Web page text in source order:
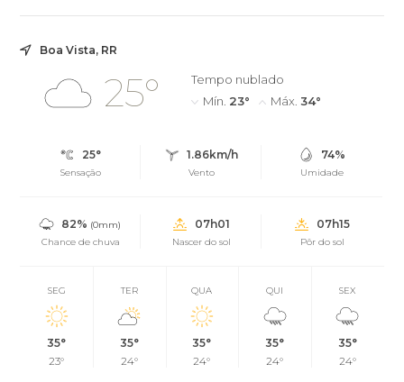
Boa Vista, RR
25°
Tempo nublado
Mín. 23° Máx. 34°
25°
Sensação
1.86km/h
Vento
74%
Umidade
82% (0mm)
Chance de chuva
07h01
Nascer do sol
07h15
Pôr do sol
SEG
35°
23°
TER
35°
24°
QUA
35°
24°
QUI
35°
24°
SEX
35°
24°